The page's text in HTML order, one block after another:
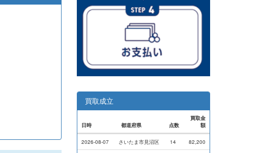
買取成立
日時 都道府県 点数
買取金
額
2026-08-07 さいたま市見沼区 14 82,200